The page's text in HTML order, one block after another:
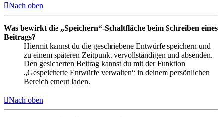
Nach oben
Was bewirkt die „Speichern“-Schaltfläche beim Schreiben eines
Beitrags?
Hiermit kannst du die geschriebene Entwürfe speichern und
zu einem späteren Zeitpunkt vervollständigen und absenden.
Den gesicherten Beitrag kannst du mit der Funktion
„Gespeicherte Entwürfe verwalten“ in deinem persönlichen
Bereich erneut laden.
Nach oben